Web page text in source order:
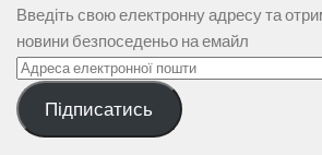
Введіть свою електронну адресу та
новини безпоседеньо на емайл
Адреса
електронної
поштиПідписатись